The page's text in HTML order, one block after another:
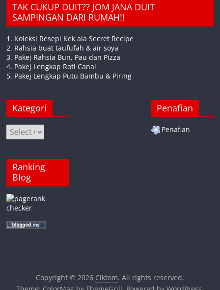
TAK CUKUP DUIT?? JOM JANA DUIT
SAMPINGAN DARI RUMAH!!
1. Koleksi Resepi Kek ala Secret Recipe
2. Rahsia buat taufufah & air soya
3. Pakej Rahsia Bun, Pau dan Pizza
4. Pakej Lengkap Roti Canai
5. Pakej Lengkap Putu Bambu & Piring
Kategori
Kategori
Ranking
Blog
Penafian
Penafian
Copyright © 2026 Ciktom. All rights reserved.